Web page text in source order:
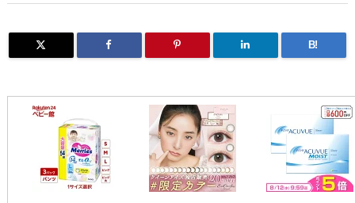
B!